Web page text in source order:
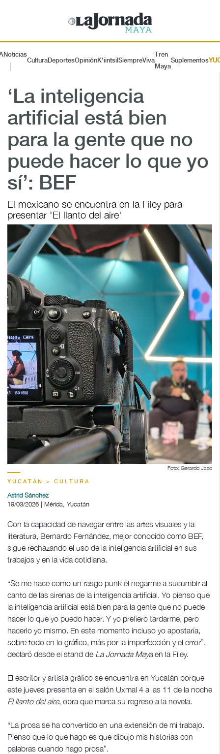
Noticias
CulturaDeportesOpiniónK'iintsil SiempreViva
Tren
Maya
Suplementos
‘La inteligencia
artificial está bien
para la gente que no
puede hacer lo que yo
sí’: BEF
El mexicano se encuentra en la Filey para
presentar 'El llanto del aire'
Foto: Gerardo Jaso
YUCATÁN > CULTURA
Astrid Sánchez
19/03/2026 | Mérida, Yucatán
Con la capacidad de navegar entre las artes visuales y la
literatura, Bernardo Fernández, mejor conocido como BEF,
sigue rechazando el uso de la inteligencia artificial en sus
trabajos y en la vida cotidiana.
“Se me hace como un rasgo punk el negarme a sucumbir al
canto de las sirenas de la inteligencia artificial. Yo pienso que
la inteligencia artificial está bien para la gente que no puede
hacer lo que yo puedo hacer. Y yo prefiero tardarme, pero
hacerlo yo mismo. En este momento incluso yo apostaría,
sobre todo en lo gráfico, más por la imperfección y el error”,
declaró desde el stand de La Jornada Mayaen la Filey.
El escritor y artista gráfico se encuentra en Yucatán porque
este jueves presenta en el salón Uxmal 4 a las 11 de la noche
El llanto del aire, obra que marca su regreso a la novela.
“La prosa se ha convertido en una extensión de mi trabajo.
Pienso que lo que hago es que dibujo mis historias con
palabras cuando hago prosa”.